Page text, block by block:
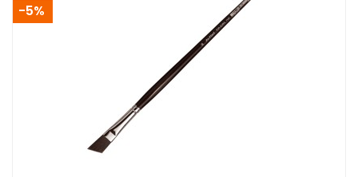
-5%